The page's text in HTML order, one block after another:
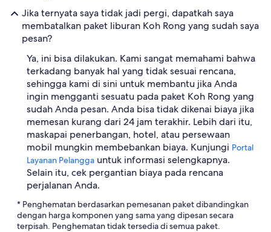
Jika ternyata saya tidak jadi pergi, dapatkah saya
membatalkan paket liburan Koh Rong yang sudah saya
pesan?
Ya, ini bisa dilakukan. Kami sangat memahami bahwa
terkadang banyak hal yang tidak sesuai rencana,
sehingga kami di sini untuk membantu jika Anda
ingin mengganti sesuatu pada paket Koh Rong yang
sudah Anda pesan. Anda bisa tidak dikenai biaya jika
memesan kurang dari 24 jam terakhir. Lebih dari itu,
maskapai penerbangan, hotel, atau persewaan
mobil mungkin membebankan biaya. Kunjungi Portal
Layanan Pelangga untuk informasi selengkapnya.
Selain itu, cek pergantian biaya pada rencana
perjalanan Anda.
* Penghematan berdasarkan pemesanan paket dibandingkan
dengan harga komponen yang sama yang dipesan secara
terpisah. Penghematan tidak tersedia di semua paket.